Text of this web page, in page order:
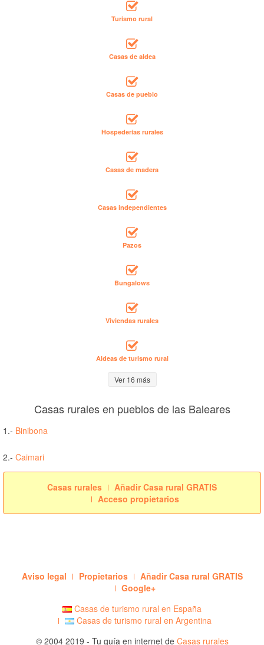
Turismo rural
Casas de aldea
Casas de pueblo
Hospederías rurales
Casas de madera
Casas independientes
Pazos
Bungalows
Viviendas rurales
Aldeas de turismo rural
Ver 16 más
Casas rurales en pueblos de las Baleares
1.- Binibona
2.- Caimari
Casas rurales
Añadir Casa rural GRATIS
Acceso propietarios
Aviso legal Propietarios
Añadir Casa rural GRATIS
Google+
Casas de turismo rural en España
Casas de turismo rural en Argentina
© 2004 2019 - Tu guía en internet de Casas rurales